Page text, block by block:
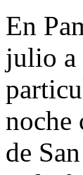
En
julio a
noche
de